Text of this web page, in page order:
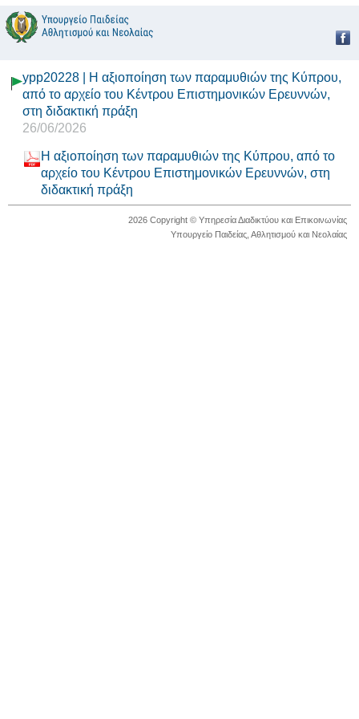
ypp20228 | Η αξιοποίηση των παραμυθιών της Κύπρου,
από το αρχείο του Κέντρου Επιστημονικών Ερευννών,
στη διδακτική πράξη
26/06/2026
Η αξιοποίηση των παραμυθιών της Κύπρου, από το
αρχείο του Κέντρου Επιστημονικών Ερευννών, στη
διδακτική πράξη
2026 Copyright © Υπηρεσία Διαδικτύου και Επικοινωνίας
Υπουργείο Παιδείας, Αθλητισμού και Νεολαίας